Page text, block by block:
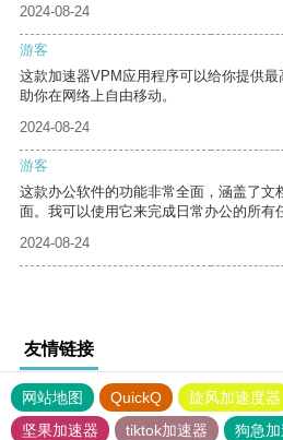
2024-08-24
游客
这款加速器VPM应用程序可以给你提供
助你在网络上自由移动。
2024-08-24
游客
这款办公软件的功能非常全面，涵盖了文
面。我可以使用它来完成日常办公的所有
2024-08-24
友情链接
网站地图 QuickQ 旋风加速度器
坚果加速器
tiktok加速器
狗急